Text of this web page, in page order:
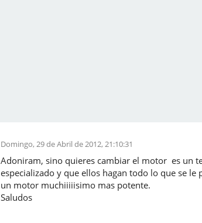
Domingo, 29 de Abril de 2012, 21:10:31
Adoniram, sino quieres cambiar el motor es un
especializado y que ellos hagan todo lo que se
un motor muchiiiiisimo mas potente.
Saludos